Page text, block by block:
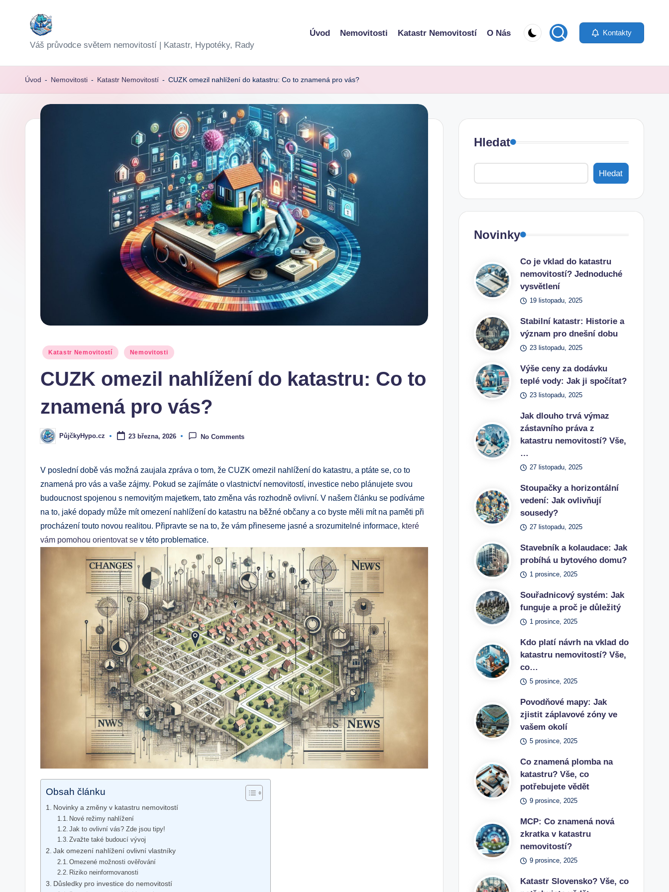
Váš průvodce světem nemovitostí | Katastr, Hypotéky, Rady
Úvod Nemovitosti Katastr Nemovitostí O Nás Kontakty
Úvod - Nemovitosti - Katastr Nemovitostí - CUZK omezil nahlížení do katastru: Co to znamená pro vás?
Posted
Katastr Nemovitostí Nemovitosti
CUZK omezil nahlížení do katastru: Co to
znamená pro vás?
Posted
by
PůjčkyHypo.cz 23 března, 2026 No Comments
V poslední době vás možná zaujala zpráva o tom, že CUZK omezil nahlížení do katastru, a ptáte se, co to
znamená pro vás a vaše zájmy. Pokud se zajímáte o vlastnictví nemovitostí, investice nebo plánujete svou
budoucnost spojenou s nemovitým majetkem, tato změna vás rozhodně ovlivní. V našem článku se podíváme
na to, jaké dopady může mít omezení nahlížení do katastru na běžné občany a co byste měli mít na paměti při
procházení touto novou realitou. Připravte se na to, že vám přineseme jasné a srozumitelné informace, které
vám pomohou orientovat se v této problematice.
Obsah článku
Novinky a změny v katastru nemovitostí
Nové režimy nahlížení
Jak to ovlivní vás? Zde jsou tipy!
Zvažte také budoucí vývoj
Jak omezení nahlížení ovlivní vlastníky
Omezené možnosti ověřování
Riziko neinformovanosti
Důsledky pro investice do nemovitostí
Hledat
Hledat
Novinky
Co je vklad do katastru
nemovitostí? Jednoduché
vysvětlení
19 listopadu, 2025
Stabilní katastr: Historie a
význam pro dnešní dobu
23 listopadu, 2025
Výše ceny za dodávku
teplé vody: Jak ji spočítat?
23 listopadu, 2025
Jak dlouho trvá výmaz
zástavního práva z
katastru nemovitostí? Vše,
…
27 listopadu, 2025
Stoupačky a horizontální
vedení: Jak ovlivňují
sousedy?
27 listopadu, 2025
Stavebník a kolaudace: Jak
probíhá u bytového domu?
1 prosince, 2025
Souřadnicový systém: Jak
funguje a proč je důležitý
1 prosince, 2025
Kdo platí návrh na vklad do
katastru nemovitostí? Vše,
co…
5 prosince, 2025
Povodňové mapy: Jak
zjistit záplavové zóny ve
vašem okolí
5 prosince, 2025
Co znamená plomba na
katastru? Vše, co
potřebujete vědět
9 prosince, 2025
MCP: Co znamená nová
zkratka v katastru
nemovitostí?
9 prosince, 2025
Katastr Slovensko? Vše, co